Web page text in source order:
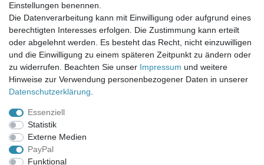
UNSER LADENGESCHÄFT
Gottlieb-Daimler-Str. 10
33334 Gütersloh
ÖFFNUNGSZEITEN
Montag - Dienstag: 8.00 - 18.00 Uhr, Mittwoch Ruhetag,
Donnerstag: 8.00 - 18.00 Uhr, Freitag 8.00 - 14.00 Uhr
KUNDENSERVICE
Telefon: (05241) 403 22 38
E-Mail: info@stoffamstueck.de
Einstellungen benennen.
Die Datenverarbeitung kann mit Einwilligung oder aufgrund eines
berechtigten Interesses erfolgen. Die Zustimmung kann erteilt
oder abgelehnt werden. Es besteht das Recht, nicht einzuwilligen
und die Einwilligung zu einem späteren Zeitpunkt zu ändern oder
zu widerrufen. Beachten Sie unser Impressum und weitere
Hinweise zur Verwendung personenbezogener Daten in unserer
Daten­schutz­erklärung
Essenziell
Statistik
Externe Medien
PayPal
Funktional